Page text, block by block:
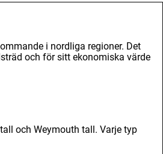
i nordliga regioner. Det
och för sitt ekonomiska värde
och Weymouth tall. Varje typ